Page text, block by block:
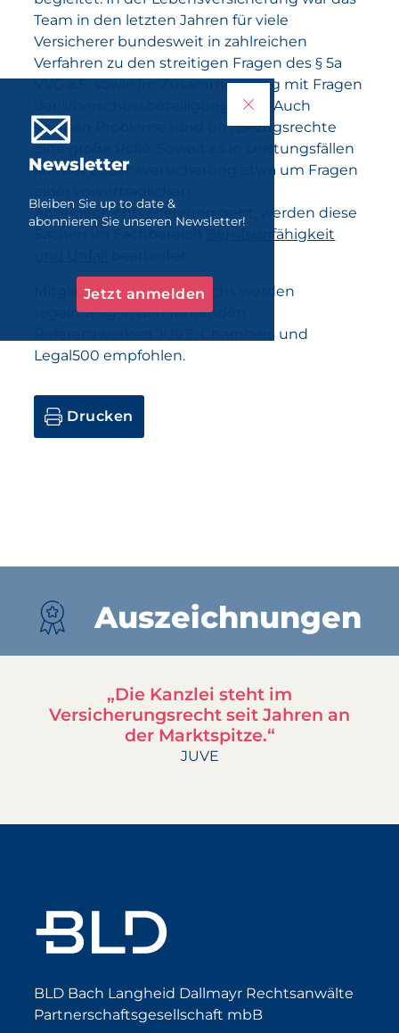
Newsletter
Bleiben Sie up to date &
abonnieren Sie unseren Newsletter!
Jetzt anmelden
Team in den letzten Jahren für viele
Versicherer bundesweit in zahlreichen
Verfahren zu den streitigen Fragen des § 5a
VVG a.F. sowie im Zusammenhang mit Fragen
der Überschussbeteiligung aktiv. Auch
spielten Probleme rund um Bezugsrechte
eine große Rolle. Soweit es in Leistungsfällen
aus der Lebensversicherung etwa um Fragen
Anzeigepflichtverletzung geht, werden diese
Berufsunfähigkeit
Mitglieder des Fachbereichs werden
regelmäßig in den führenden
Referenzwerken JUVE, Chambers und
Legal500 empfohlen.
Drucken
Auszeichnungen
„Die Kanzlei steht im
Versicherungsrecht seit Jahren an
der Marktspitze.“
JUVE
BLD Bach Langheid Dallmayr Rechtsanwälte
Partnerschaftsgesellschaft mbB